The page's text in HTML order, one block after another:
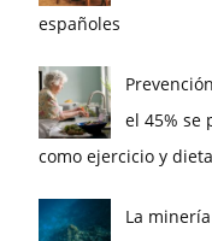
españoles
el 45% se
como ejercicio y dieta
La